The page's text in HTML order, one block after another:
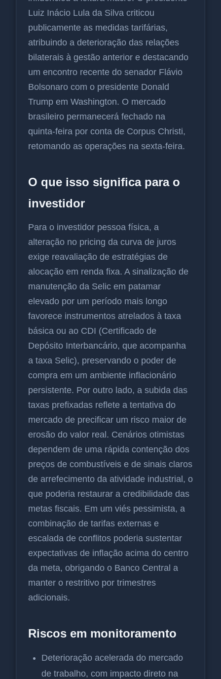
Luiz Inácio Lula da Silva criticou
publicamente as medidas tarifárias,
atribuindo a deterioração das relações
bilaterais à gestão anterior e destacando
um encontro recente do senador Flávio
Bolsonaro com o presidente Donald
Trump em Washington. O mercado
brasileiro permanecerá fechado na
quinta-feira por conta de Corpus Christi,
retomando as operações na sexta-feira.
O que isso significa para o
investidor
Para o investidor pessoa física, a
alteração no pricing da curva de juros
exige reavaliação de estratégias de
alocação em renda fixa. A sinalização de
manutenção da Selic em patamar
elevado por um período mais longo
favorece instrumentos atrelados à taxa
básica ou ao CDI (Certificado de
Depósito Interbancário, que acompanha
a taxa Selic), preservando o poder de
compra em um ambiente inflacionário
persistente. Por outro lado, a subida das
taxas prefixadas reflete a tentativa do
mercado de precificar um risco maior de
erosão do valor real. Cenários otimistas
dependem de uma rápida contenção dos
preços de combustíveis e de sinais claros
de arrefecimento da atividade industrial, o
que poderia restaurar a credibilidade das
metas fiscais. Em um viés pessimista, a
combinação de tarifas externas e
escalada de conflitos poderia sustentar
expectativas de inflação acima do centro
da meta, obrigando o Banco Central a
manter o restritivo por trimestres
adicionais.
Riscos em monitoramento
Deterioração acelerada do mercado
de trabalho, com impacto direto na